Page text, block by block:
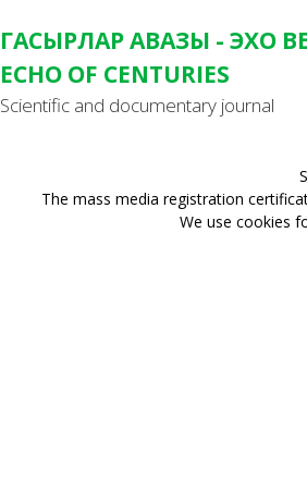
ГАСЫРЛАР АВАЗЫ - ЭХО
ECHO OF CENTURIES
Scientific and documentary journal
The mass media registration
We use cookies